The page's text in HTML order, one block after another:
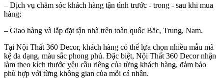
– Dịch vụ chăm sóc khách hàng tận tình trước - trong - sau khi mua
hàng;
– Giao hàng và lắp đặt tận nhà trên toàn quốc Bắc, Trung, Nam.
Tại Nội Thất 360 Decor, khách hàng có thể lựa chọn nhiều mẫu mã
kệ đa dạng, màu sắc phong phú. Đặc biệt, Nội Thất 360 Decor nhận
làm theo kích thước yêu cầu riêng của từng khách hàng, đảm bảo
phù hợp với từng không gian của mỗi cá nhân.